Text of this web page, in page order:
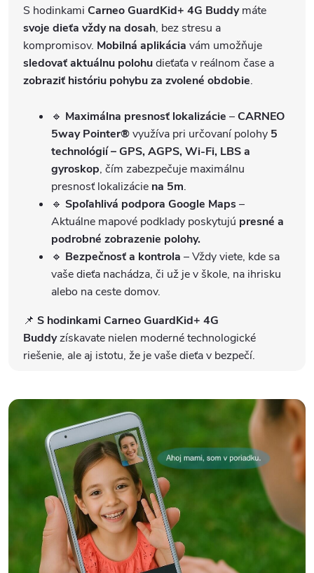
S hodinkamiCarneo GuardKid+ 4G Buddymáte
svoje dieťa vždy na dosah, bez stresu a
kompromisov. Mobilná aplikácia vám umožňuje
sledovať aktuálnu polohudieťaťa v reálnom čase a
zobraziť históriu pohybu za zvolené obdobie.
🔹 Maximálna presnosť lokalizácie –CARNEO
5way Pointer®využíva pri určovaní polohy 5
technológií – GPS, AGPS, Wi-Fi, LBS a
gyroskop, čím zabezpečuje maximálnu
presnosť lokalizácie na 5m.
🔹Spoľahlivá podpora Google Maps–
Aktuálne mapové podklady poskytujú presné a
podrobné zobrazenie polohy.
🔹 Bezpečnosť a kontrola – Vždy viete, kde sa
vaše dieťa nachádza, či už je v škole, na ihrisku
alebo na ceste domov.
📌S hodinkami Carneo GuardKid+ 4G
Buddyzískavate nielen moderné technologické
riešenie, ale aj istotu, že je vaše dieťa v bezpečí.